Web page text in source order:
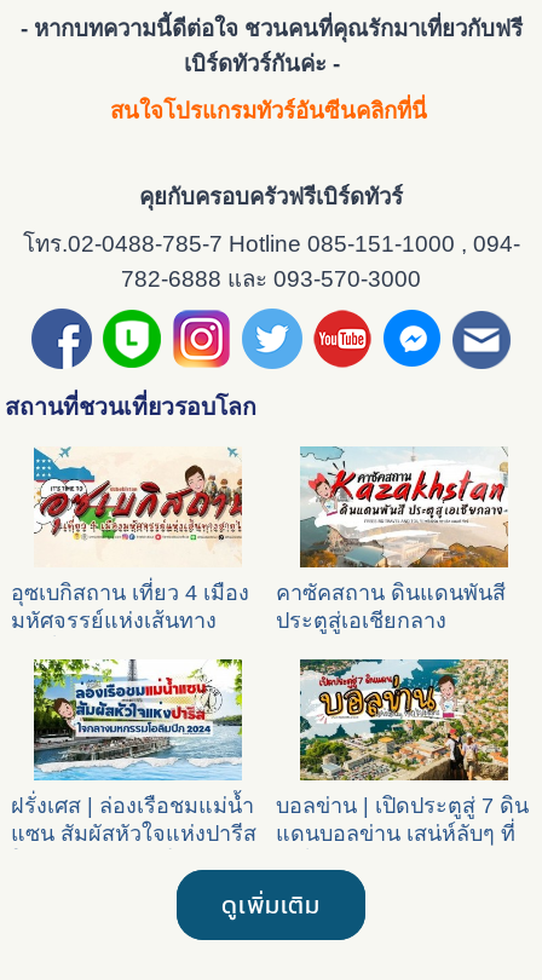
- หากบทความนี้ดีต่อใจ ชวนคนที่คุณรักมาเที่ยวกับฟรี
เบิร์ดทัวร์กันค่ะ -
สนใจโปรแกรมทัวร์อันซีนคลิกที่นี่
คุยกับครอบครัวฟรีเบิร์ดทัวร์
โทร.02-0488-785-7 Hotline 085-151-1000 , 094-
782-6888 และ 093-570-3000
สถานที่ชวนเที่ยวรอบโลก
อุซเบกิสถาน เที่ยว 4 เมือง
มหัศจรรย์แห่งเส้นทาง
คาซัคสถาน ดินแดนพันสี
ประตูสู่เอเชียกลาง
ฝรั่งเศส | ล่องเรือชมแม่น้ำ
แซน สัมผัสหัวใจแห่งปารีส
บอลข่าน | เปิดประตูสู่ 7 ดิน
แดนบอลข่าน เสน่ห์ลับๆ ที่
ดูเพิ่มเติม